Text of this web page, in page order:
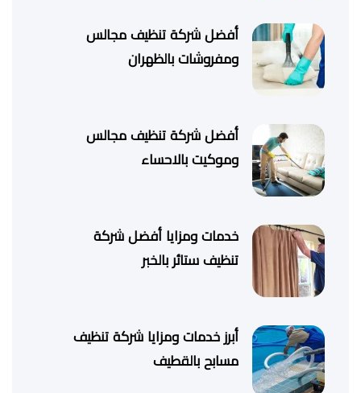
أفضل شركة تنظيف مجالس
ومفروشات بالظهران
أفضل شركة تنظيف مجالس
وموكيت بالاحساء
خدمات ومزايا أفضل شركة
تنظيف ستائر بالخبر
أبرز خدمات ومزايا شركة تنظيف
مسابح بالقطيف